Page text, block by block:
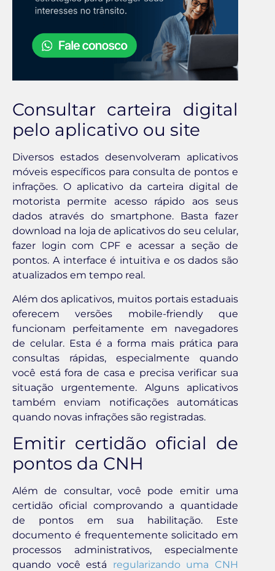
Consultar carteira digital
pelo aplicativo ou site
Diversos estados desenvolveram aplicativos
móveis específicos para consulta de pontos e
infrações. O aplicativo da carteira digital de
motorista permite acesso rápido aos seus
dados através do smartphone. Basta fazer
download na loja de aplicativos do seu celular,
fazer login com CPF e acessar a seção de
pontos. A interface é intuitiva e os dados são
atualizados em tempo real.
Além dos aplicativos, muitos portais estaduais
oferecem versões mobile-friendly que
funcionam perfeitamente em navegadores
de celular. Esta é a forma mais prática para
consultas rápidas, especialmente quando
você está fora de casa e precisa verificar sua
situação urgentemente. Alguns aplicativos
também enviam notificações automáticas
quando novas infrações são registradas.
Emitir certidão oficial de
pontos da CNH
Além de consultar, você pode emitir uma
certidão oficial comprovando a quantidade
de pontos em sua habilitação. Este
documento é frequentemente solicitado em
processos administrativos, especialmente
quando você está regularizando uma CNH